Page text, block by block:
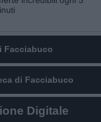
Facciabuco
di Facciabuco
Digitale